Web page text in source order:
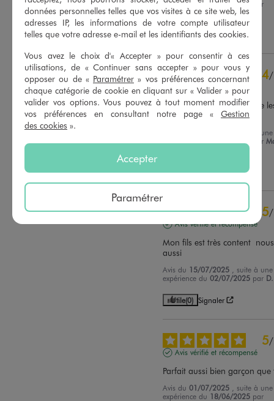
Basé sur6 avis soumis à un
contrôle
Voir tous les avis sur ce site
5étoiles
5
4étoiles
1
3étoiles
0
2étoiles
0
1étoile 0
Trier les avis
expérience du22/07/2025
par
Maddly T.
Utile(0) Signaler
4/
Avis vérifié et récompensé
Super chaussures, manque
très petites tailles
, suite à une
par
Utile(0) Signaler
5/
Avis vérifié et récompensé
Mon fils est très content  nous
aussi
Avis du 15/07/2025
, suite à une
expérience du02/07/2025 par
Utile(0) Signaler
5/
Avis vérifié et récompensé
Parfait aussi bien garçon que
Avis du01/07/2025
, suite à une
expérience du 18/06/2025 par
données personnelles telles que vos visites à ce site web, les
adresses IP, les informations de votre compte utilisateur
telles que votre adresse e-mail et les identifiants des cookies.
Vous avez le choix d'« Accepter » pour consentir à ces
utilisations, de « Continuer sans accepter » pour vous y
opposer ou de « Paramétrer » vos préférences concernant
chaque catégorie de cookie en cliquant sur « Valider » pour
valider vos options. Vous pouvez à tout moment modifier
vos préférences en consultant notre page « Gestion
des cookies ».
Accepter
Paramétrer